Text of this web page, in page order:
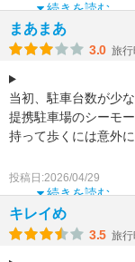
・フリードリンクサ
続きを読む
まあまあ
3.0 旅行
当初、駐車台数が少
提携駐車場のシーモ
持って歩くには意外
ウエルカムドリンク
も用意されていま
続きを読む
投稿日:2026/04/29
キレイめ
3.5 旅行